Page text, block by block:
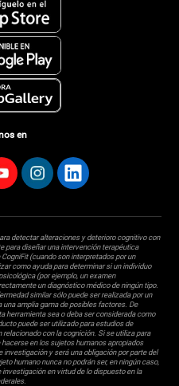
en
detectar alteraciones y deterioro cognitivo con
para diseñar una intervención terapéutica
(cuando son interpretados por un
como ayuda para determinar si un individuo
(por ejemplo, un examen
un diagnóstico médico de ningún tipo.
similar sólo puede ser realizada por un
amplia gama de posibles factores. De
herramienta sea o deba ser considerada como
puede ser utilizado para estudios de
con la cognición. Si se utiliza para
en los sujetos humanos apropiados
y será una obligación por parte del
humano nunca no podrán ser, en ningún caso,
en virtud de lo dispuesto en la